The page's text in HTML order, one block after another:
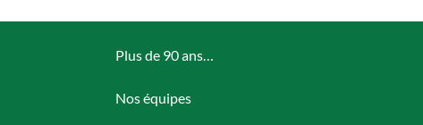
Plus de 90 ans…
Nos équipes